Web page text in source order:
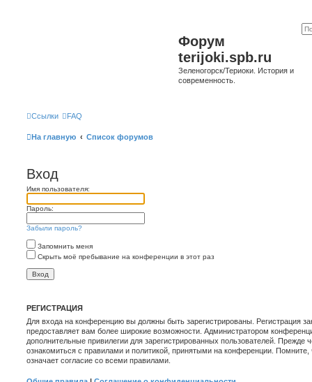
Форум
terijoki.spb.ru
Зеленогорск/Териоки. История и
современность.
Ссылки FAQ
На главную Список форумов
Вход
Имя пользователя:
Пароль:
Забыли пароль?
Запомнить меня
Скрыть моё пребывание на конференции в этот раз
РЕГИСТРАЦИЯ
Для входа на конференцию вы должны быть зарегистрированы. Регистрация
предоставляет вам более широкие возможности. Администратором
дополнительные привилегии для зарегистрированных пользователей. Прежде
ознакомиться с правилами и политикой, принятыми на конференции.
означает согласие со всеми правилами.